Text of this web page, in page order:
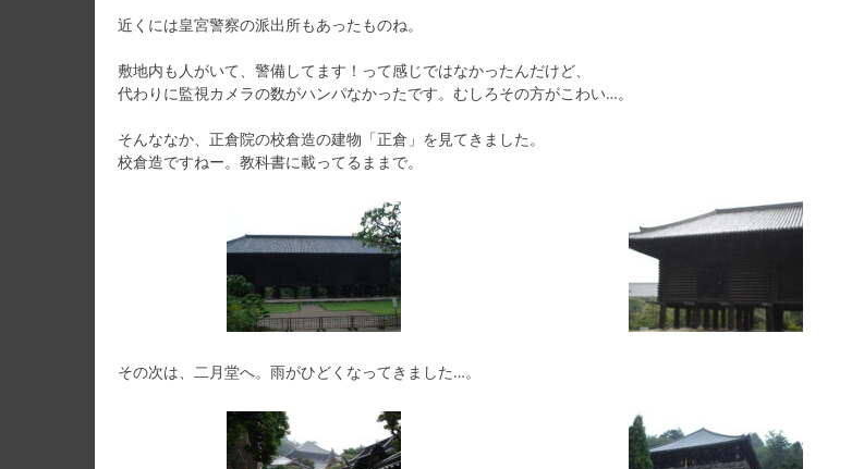
近くには皇宮警察の派出所もあったものね。
敷地内も人がいて、警備してます！って感じではなかったんだけど、
代わりに監視カメラの数がハンパなかったです。むしろその方がこわい…。
そんななか、正倉院の校倉造の建物「正倉」を見てきました。
校倉造ですねー。教科書に載ってるままで。
その次は、二月堂へ。雨がひどくなってきました…。